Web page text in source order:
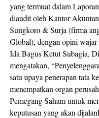
yang termuat dalam
diaudit oleh Kantor
Sungkoro & Surja (firma
Global), dengan opini wajar
Ida Bagus Ketut Subagia,
mengatakan,
satu upaya penerapan tata
menempatkan organ
Pemegang Saham untuk
keputusan yang akan